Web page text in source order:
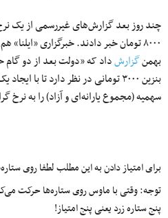
چند روز بعد گزارش‌های غیررسمی از یک
۸۰۰۰ تومان خبر دادند. خبرگزاری
بهمنگزارشداد که «دولت بعد از دو
بنزین ۳۰۰۰ تومانی در نظر دارد تا
سهمیه (مجموع یارانه‌ای و آزاد) را به
برای امتیاز دادن به این مطلب لطفا روی
توجه: وقتی با ماوس روی ستاره‌ها حرکت
پنج ستاره زرد یعنی پنج امتیاز!